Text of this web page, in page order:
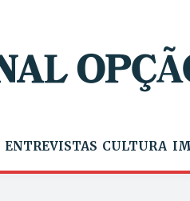
ENTREVISTAS CULTURA